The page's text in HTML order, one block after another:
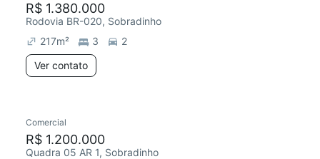
R$ 1.380.000
Rodovia BR-020, Sobradinho
217m² 3
2
Ver contato
Chegou este mês
Comercial
R$ 1.200.000
Quadra 05 AR 1, Sobradinho